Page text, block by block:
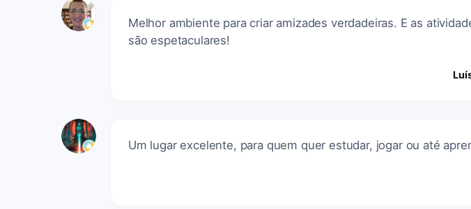
Melhor ambiente para criar amizades verdadeiras. E as
são espetaculares!
Um lugar excelente, para quem quer estudar, jogar ou até